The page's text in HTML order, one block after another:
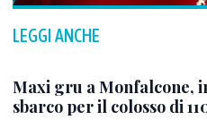
LEGGI ANCHE
Maxi gru a Monfalcone,
sbarco per il colosso di